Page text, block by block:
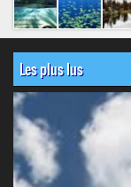
Les plus lus